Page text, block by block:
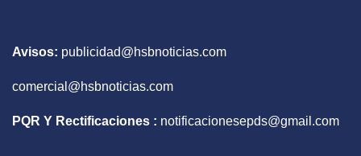
Avisos: publicidad@hsbnoticias.com
comercial@hsbnoticias.com
PQR Y Rectificaciones : notificacionesepds@gmail.com